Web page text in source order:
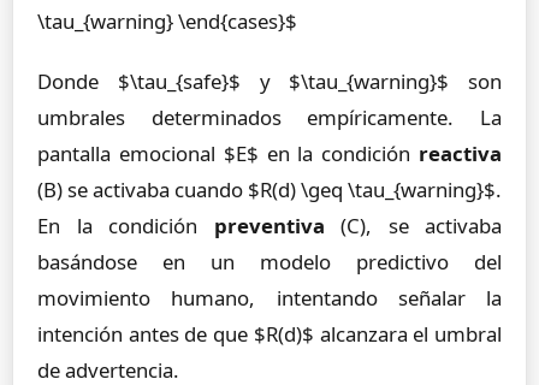
\tau_{warning} \end{cases}$
Donde $\tau_{safe}$ y $\tau_{warning}$ son
umbrales determinados empíricamente. La
pantalla emocional $E$ en la condición reactiva
(B) se activaba cuando $R(d) \geq \tau_{warning}$.
En la condición preventiva (C), se activaba
basándose en un modelo predictivo del
movimiento humano, intentando señalar la
intención antes de que $R(d)$ alcanzara el umbral
de advertencia.